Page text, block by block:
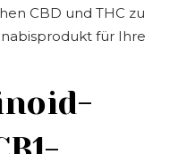
CBD und THC zu
für Ihre